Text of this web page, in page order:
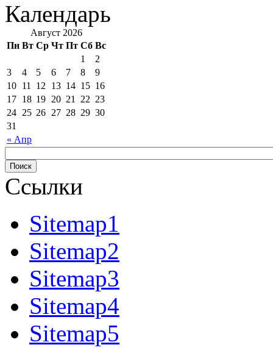
Календарь
Август 2026
Пн Вт Ср Чт Пт Сб Вс
« Апр
1
2
3
4 5 6 7 8
9
10 11 12 13 14 15 16
17 18 19 20 21 22 23
24 25 26 27 28 29 30
31
Ссылки
Sitemap1
Sitemap2
Sitemap3
Sitemap4
Sitemap5